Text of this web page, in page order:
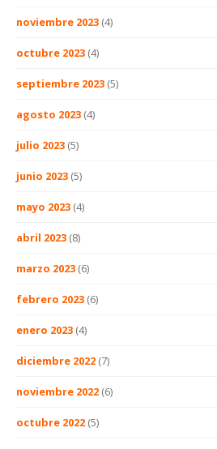
noviembre 2023 (4)
octubre 2023 (4)
septiembre 2023 (5)
agosto 2023 (4)
julio 2023 (5)
junio 2023 (5)
mayo 2023 (4)
abril 2023 (8)
marzo 2023 (6)
febrero 2023 (6)
enero 2023 (4)
diciembre 2022 (7)
noviembre 2022 (6)
octubre 2022 (5)